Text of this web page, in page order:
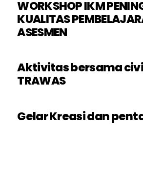
WORKSHOP IKM
KUALITAS
ASESMEN
Aktivitas bersama
TRAWAS
Gelar Kreasi dan